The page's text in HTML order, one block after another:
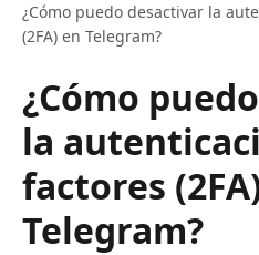
¿Cómo puedo desactivar la
(2FA) en Telegram?
¿Cómo
la
factores
Telegram?